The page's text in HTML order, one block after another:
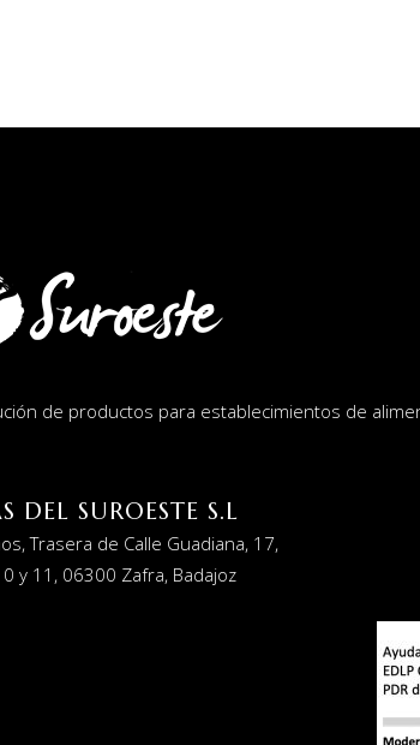
de productos para establecimientos de
DEL SUROESTE S.L
Trasera de Calle Guadiana, 17,
y 11, 06300 Zafra, Badajoz